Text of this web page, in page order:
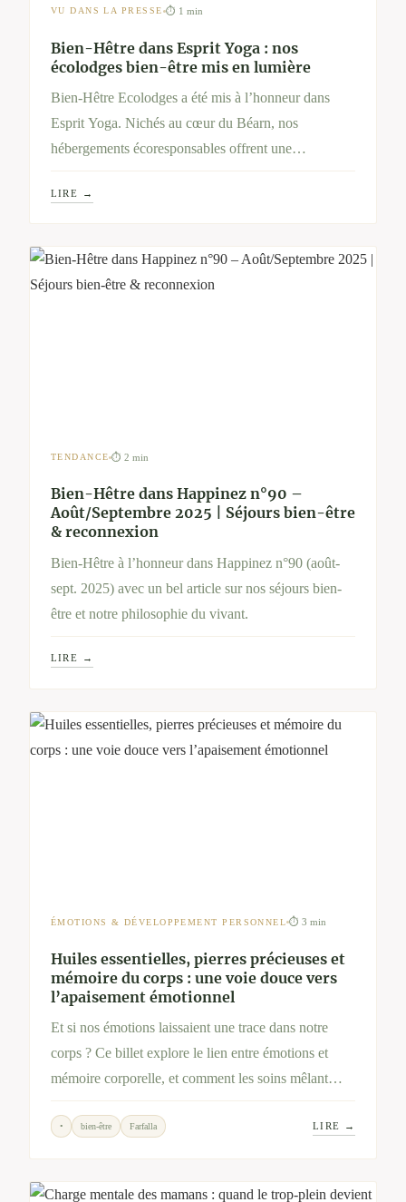
VU DANS LA PRESSE ⏱ 1 min
Bien-Hêtre dans Esprit Yoga : nos
écolodges bien-être mis en lumière
Bien-Hêtre Ecolodges a été mis à l’honneur dans
Esprit Yoga. Nichés au cœur du Béarn, nos
hébergements écoresponsables offrent une
parenthèse de sérénité avec soins holistiques, jacuzzi
privatif et immersion nature pour un séjour bien-être
unique.
LIRE →
TENDANCE ⏱ 2 min
Bien-Hêtre dans Happinez n°90 –
Août/Septembre 2025 | Séjours bien-être
& reconnexion
Bien-Hêtre à l’honneur dans Happinez n°90 (août-
sept. 2025) avec un bel article sur nos séjours bien-
être et notre philosophie du vivant.
LIRE →
ÉMOTIONS & DÉVELOPPEMENT PERSONNEL ⏱ 3 min
Huiles essentielles, pierres précieuses et
mémoire du corps : une voie douce vers
l’apaisement émotionnel
Et si nos émotions laissaient une trace dans notre
corps ? Ce billet explore le lien entre émotions et
mémoire corporelle, et comment les soins mêlant
huiles essentielles et pierres précieuses peuvent
accompagner une libération intérieure tout en
douceur.
• bien-être Farfalla LIRE →